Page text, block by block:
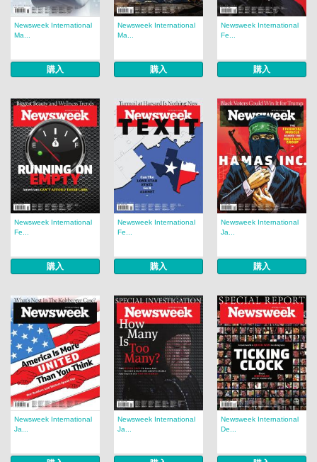
Newsweek International
Ma...
購入
Newsweek International
Ma...
購入
Newsweek International
Fe...
購入
Newsweek International
Fe...
購入
Newsweek International
Fe...
購入
Newsweek International
Ja...
購入
Newsweek International
Ja...
Newsweek International
Ja...
Newsweek International
De...